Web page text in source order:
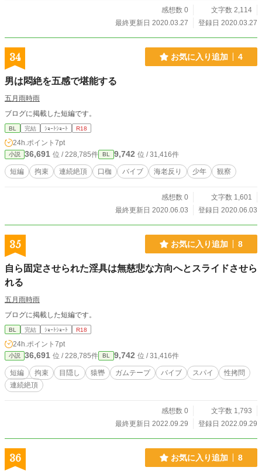
感想数 0
文字数 2,114
最終更新日 2020.03.27
登録日 2020.03.27
34 お気に入り追加 4
男は悶絶を五感で堪能する
五月雨時雨
ブログに掲載した短編です。
BL 完結 ｼｮｰﾄｼｮｰﾄ R18
24h.ポイント 7pt
小説 36,691 位 / 228,785件 BL 9,742 位 / 31,416件
短編 拘束 連続絶頂 口枷 バイブ 海老反り 少年 観察
感想数 0
文字数 1,601
最終更新日 2020.06.03
登録日 2020.06.03
35 お気に入り追加 8
自ら固定させられた淫具は無慈悲な方向へとスライドさせら
れる
五月雨時雨
ブログに掲載した短編です。
BL 完結 ｼｮｰﾄｼｮｰﾄ R18
24h.ポイント 7pt
小説 36,691 位 / 228,785件 BL 9,742 位 / 31,416件
短編 拘束 目隠し 猿轡 ガムテープ バイブ スパイ
性拷問
連続絶頂
感想数 0
文字数 1,793
最終更新日 2022.09.29
登録日 2022.09.29
36 お気に入り追加 8